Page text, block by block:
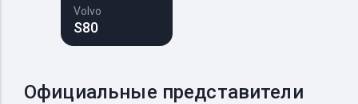
Volvo
S80
Официальные представители